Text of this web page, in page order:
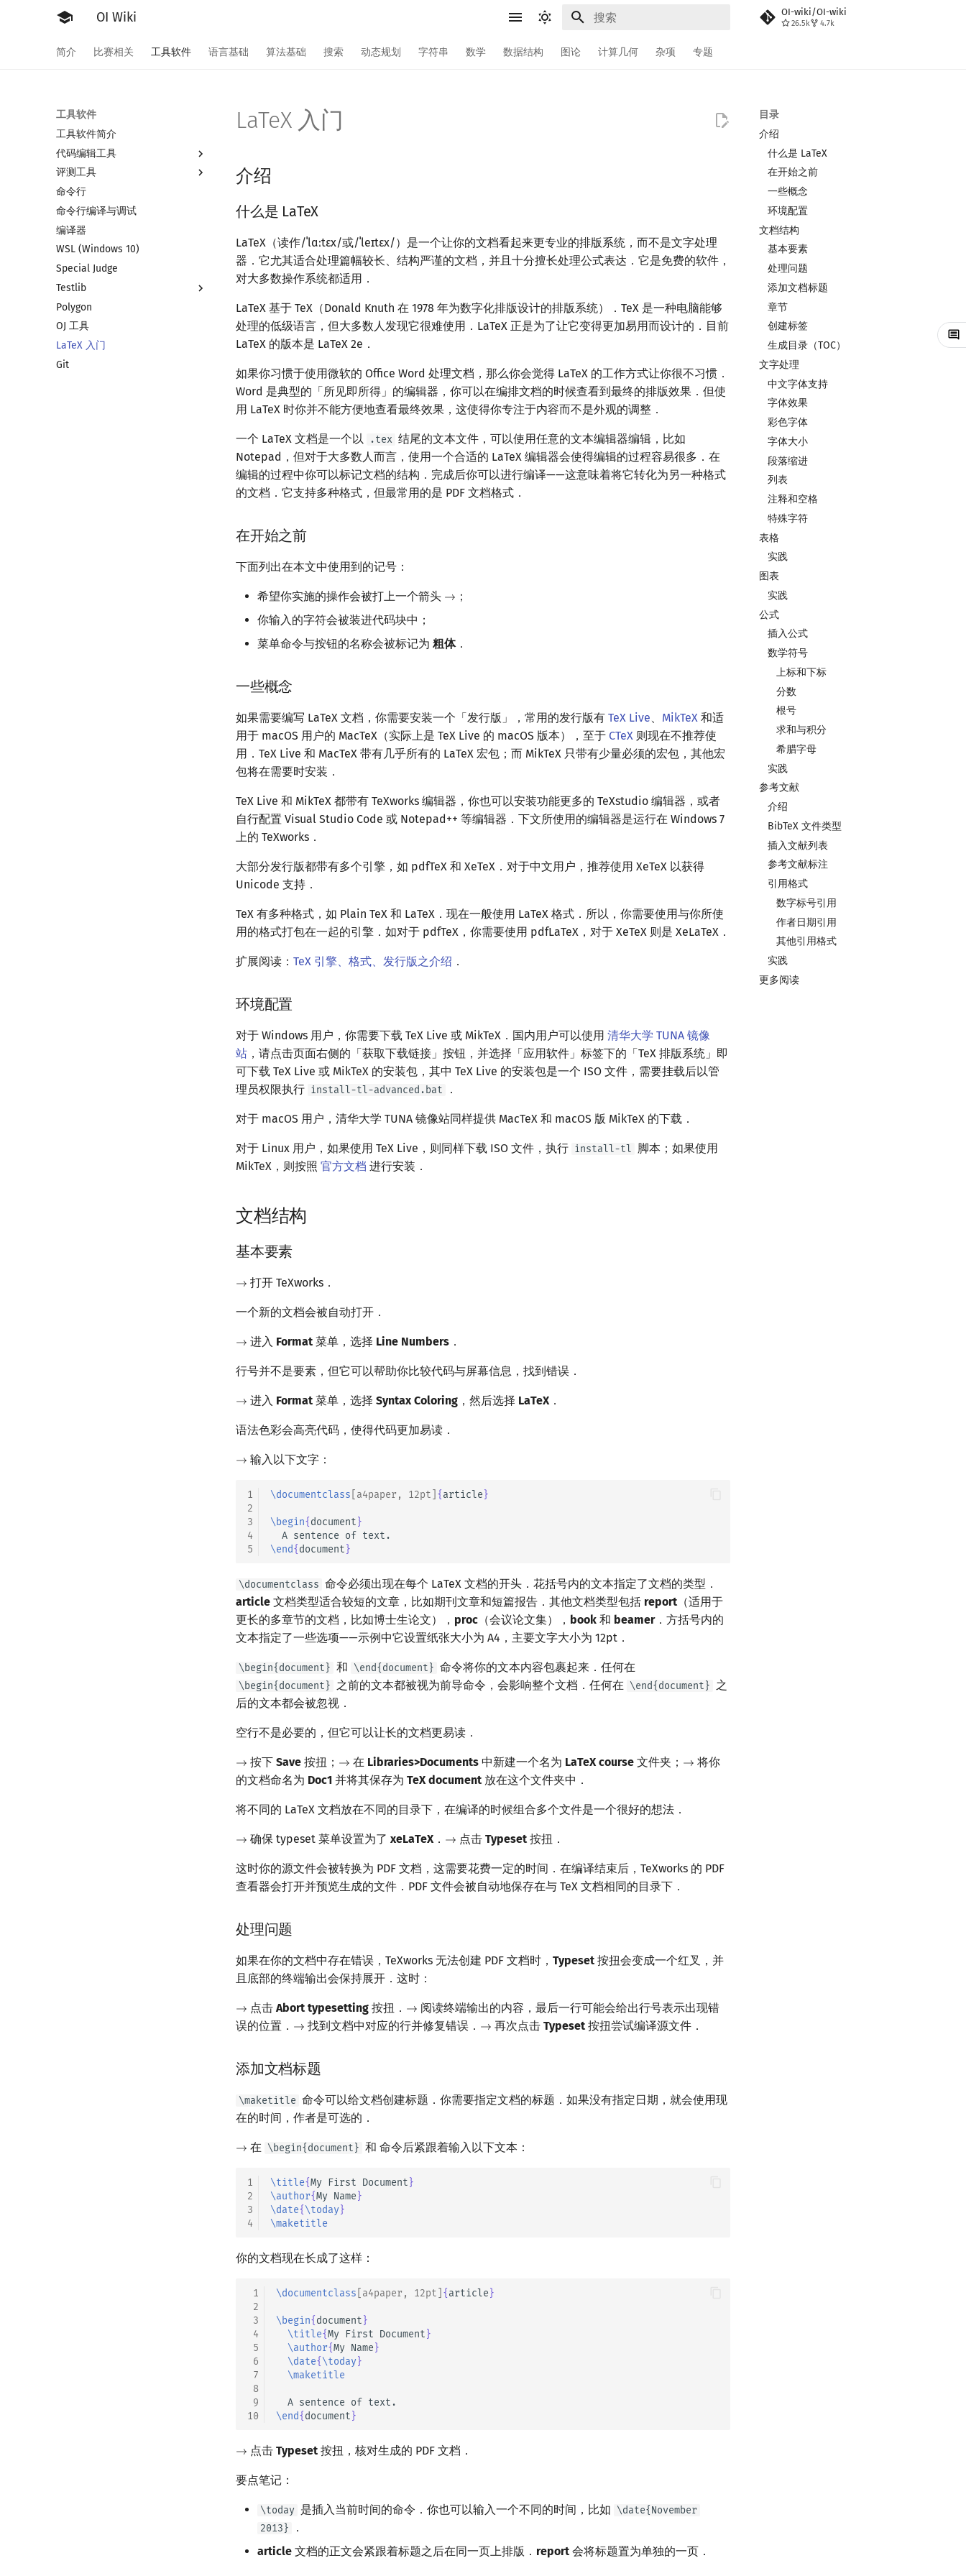
OI Wiki OI-wiki/OI-wiki
26.5k 4.7k
简介 比赛相关 工具软件 语言基础 算法基础 搜索 动态规划 字符串 数学 数据结构 图论 计算几何 杂项 专题
工具软件
工具软件简介
代码编辑工具
Vim
Emacs
VS Code
Atom
Eclipse
Notepad++
Kate
Dev-C++
CLion
Geany
Xcode
评测工具
评测工具简介
Arbiter
Cena
CCR Plus
Lemon
命令行
命令行编译与调试
编译器
WSL (Windows 10)
Special Judge
Testlib
Testlib 简介
通用
Generator
Validator
Polygon
OJ 工具
LaTeX 入门
Git
目录
介绍
什么是 LaTeX
在开始之前
一些概念
环境配置
文档结构
基本要素
处理问题
添加文档标题
章节
创建标签
生成目录（TOC）
文字处理
中文字体支持
字体效果
彩色字体
字体大小
段落缩进
列表
注释和空格
特殊字符
表格
实践
图表
实践
公式
插入公式
数学符号
上标和下标
分数
根号
求和与积分
希腊字母
实践
参考文献
介绍
BibTeX 文件类型
插入文献列表
参考文献标注
引用格式
数字标号引用
作者日期引用
其他引用格式
实践
更多阅读
LaTeX 入门
介绍
什么是 LaTeX
LaTeX（读作/ˈlɑːtɛx/或/ˈleɪtɛx/）是一个让你的文档看起来更专业的排版系统，而不是文字处理
器．它尤其适合处理篇幅较长、结构严谨的文档，并且十分擅长处理公式表达．它是免费的软件，
对大多数操作系统都适用．
LaTeX 基于 TeX（Donald Knuth 在 1978 年为数字化排版设计的排版系统）．TeX 是一种电脑能够
处理的低级语言，但大多数人发现它很难使用．LaTeX 正是为了让它变得更加易用而设计的．目前
LaTeX 的版本是 LaTeX 2e．
如果你习惯于使用微软的 Office Word 处理文档，那么你会觉得 LaTeX 的工作方式让你很不习惯．
Word 是典型的「所见即所得」的编辑器，你可以在编排文档的时候查看到最终的排版效果．但使
用 LaTeX 时你并不能方便地查看最终效果，这使得你专注于内容而不是外观的调整．
一个 LaTeX 文档是一个以 .tex 结尾的文本文件，可以使用任意的文本编辑器编辑，比如
Notepad，但对于大多数人而言，使用一个合适的 LaTeX 编辑器会使得编辑的过程容易很多．在
编辑的过程中你可以标记文档的结构．完成后你可以进行编译——这意味着将它转化为另一种格式
的文档．它支持多种格式，但最常用的是 PDF 文档格式．
在开始之前
下面列出在本文中使用到的记号：
希望你实施的操作会被打上一个箭头 →
→ ；
你输入的字符会被装进代码块中；
菜单命令与按钮的名称会被标记为 粗体．
一些概念
如果需要编写 LaTeX 文档，你需要安装一个「发行版」，常用的发行版有 TeX Live、 MikTeX 和适
用于 macOS 用户的 MacTeX（实际上是 TeX Live 的 macOS 版本），至于 CTeX 则现在不推荐使
用．TeX Live 和 MacTeX 带有几乎所有的 LaTeX 宏包；而 MikTeX 只带有少量必须的宏包，其他宏
包将在需要时安装．
TeX Live 和 MikTeX 都带有 TeXworks 编辑器，你也可以安装功能更多的 TeXstudio 编辑器，或者
自行配置 Visual Studio Code 或 Notepad++ 等编辑器．下文所使用的编辑器是运行在 Windows 7
上的 TeXworks．
大部分发行版都带有多个引擎，如 pdfTeX 和 XeTeX．对于中文用户，推荐使用 XeTeX 以获得
Unicode 支持．
TeX 有多种格式，如 Plain TeX 和 LaTeX．现在一般使用 LaTeX 格式．所以，你需要使用与你所使
用的格式打包在一起的引擎．如对于 pdfTeX，你需要使用 pdfLaTeX，对于 XeTeX 则是 XeLaTeX．
扩展阅读： TeX 引擎、格式、发行版之介绍 ．
环境配置
对于 Windows 用户，你需要下载 TeX Live 或 MikTeX．国内用户可以使用 清华大学 TUNA 镜像
站 ，请点击页面右侧的「获取下载链接」按钮，并选择「应用软件」标签下的「TeX 排版系统」即
可下载 TeX Live 或 MikTeX 的安装包，其中 TeX Live 的安装包是一个 ISO 文件，需要挂载后以管
理员权限执行 install-tl-advanced.bat ．
对于 macOS 用户，清华大学 TUNA 镜像站同样提供 MacTeX 和 macOS 版 MikTeX 的下载．
对于 Linux 用户，如果使用 TeX Live，则同样下载 ISO 文件，执行 install-tl 脚本；如果使用
MikTeX，则按照 官方文档 进行安装．
文档结构
基本要素
→
→ 打开 TeXworks．
一个新的文档会被自动打开．
→
→ 进入 Format 菜单，选择 Line Numbers ．
行号并不是要素，但它可以帮助你比较代码与屏幕信息，找到错误．
→
→ 进入 Format 菜单，选择 Syntax Coloring ，然后选择 LaTeX．
语法色彩会高亮代码，使得代码更加易读．
→
→ 输入以下文字：
1
2
3
4
5
\documentclass [a4paper, 12pt] {article }
\begin{document }
\end{document }
\documentclass 命令必须出现在每个 LaTeX 文档的开头．花括号内的文本指定了文档的类型．
article 文档类型适合较短的文章，比如期刊文章和短篇报告．其他文档类型包括 report （适用于
更长的多章节的文档，比如博士生论文）， proc （会议论文集）， book 和 beamer．方括号内的
文本指定了一些选项——示例中它设置纸张大小为 A4，主要文字大小为 12pt．
\begin{document} 和 \end{document} 命令将你的文本内容包裹起来．任何在
\begin{document} 之前的文本都被视为前导命令，会影响整个文档．任何在 \end{document} 之
后的文本都会被忽视．
空行不是必要的，但它可以让长的文档更易读．
→
→ 按下 Save 按扭； →
→ 在 Libraries>Documents 中新建一个名为 LaTeX course 文件夹； →
→ 将你
的文档命名为 Doc1 并将其保存为 TeX document 放在这个文件夹中．
将不同的 LaTeX 文档放在不同的目录下，在编译的时候组合多个文件是一个很好的想法．
→
→ 确保 typeset 菜单设置为了 xeLaTeX． →
→ 点击 Typeset 按扭．
这时你的源文件会被转换为 PDF 文档，这需要花费一定的时间．在编译结束后，TeXworks 的 PDF
查看器会打开并预览生成的文件．PDF 文件会被自动地保存在与 TeX 文档相同的目录下．
处理问题
如果在你的文档中存在错误，TeXworks 无法创建 PDF 文档时， Typeset 按扭会变成一个红叉，并
且底部的终端输出会保持展开．这时：
→
→ 点击 Abort typesetting 按扭． →
→ 阅读终端输出的内容，最后一行可能会给出行号表示出现错
误的位置． →
→ 找到文档中对应的行并修复错误． →
→ 再次点击 Typeset 按扭尝试编译源文件．
添加文档标题
\maketitle 命令可以给文档创建标题．你需要指定文档的标题．如果没有指定日期，就会使用现
在的时间，作者是可选的．
→
→ 在 \begin{document} 和 命令后紧跟着输入以下文本：
1
2
3
4
\title{My First Document }
\author{My Name }
\date{\today}
\maketitle
你的文档现在长成了这样：
1
2
3
4
5
6
7
8
9
10
\documentclass [a4paper, 12pt] {article }
\begin{document }
\title{My First Document }
\author{My Name }
\date{\today}
\maketitle
\end{document }
→
→ 点击 Typeset 按扭，核对生成的 PDF 文档．
要点笔记：
\today 是插入当前时间的命令．你也可以输入一个不同的时间，比如 \date{November
2013}
．
article 文档的正文会紧跟着标题之后在同一页上排版． report 会将标题置为单独的一页．